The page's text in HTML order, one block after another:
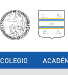
COLEGIO